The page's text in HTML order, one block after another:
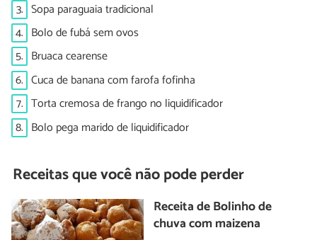
3. Sopa paraguaia tradicional
4. Bolo de fubá sem ovos
5. Bruaca cearense
6. Cuca de banana com farofa fofinha
7. Torta cremosa de frango no liquidificador
8. Bolo pega marido de liquidificador
Receitas que você não pode perder
Receita de Bolinho de
chuva com maizena